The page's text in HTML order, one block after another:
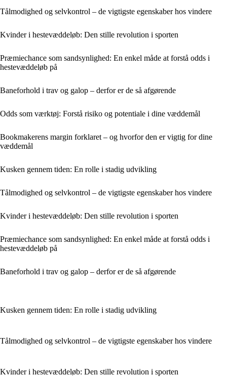
Tålmodighed og selvkontrol – de vigtigste egenskaber hos vindere
Kvinder i hestevæddeløb: Den stille revolution i sporten
Præmiechance som sandsynlighed: En enkel måde at forstå odds i
hestevæddeløb på
Baneforhold i trav og galop – derfor er de så afgørende
Odds som værktøj: Forstå risiko og potentiale i dine væddemål
Bookmakerens margin forklaret – og hvorfor den er vigtig for dine
væddemål
Kusken gennem tiden: En rolle i stadig udvikling
Tålmodighed og selvkontrol – de vigtigste egenskaber hos vindere
Kvinder i hestevæddeløb: Den stille revolution i sporten
Præmiechance som sandsynlighed: En enkel måde at forstå odds i
hestevæddeløb på
Baneforhold i trav og galop – derfor er de så afgørende
Kusken gennem tiden: En rolle i stadig udvikling
Tålmodighed og selvkontrol – de vigtigste egenskaber hos vindere
Kvinder i hestevæddeløb: Den stille revolution i sporten